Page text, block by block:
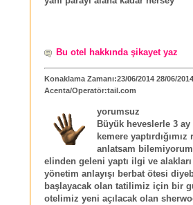
Bu otel hakkında şikayet yaz
Konaklama Zamanı:23/06/2014 28/06/2014
Acenta/Operatör:tail.com
yorumsuz
Büyük heveslerle 3
kemere
anlatsam
elinden geleni yaptı ilgi ve
yönetim anlayışı berbat ötesi
başlayacak olan tatilimiz için bir
otelimiz yeni açılacak olan